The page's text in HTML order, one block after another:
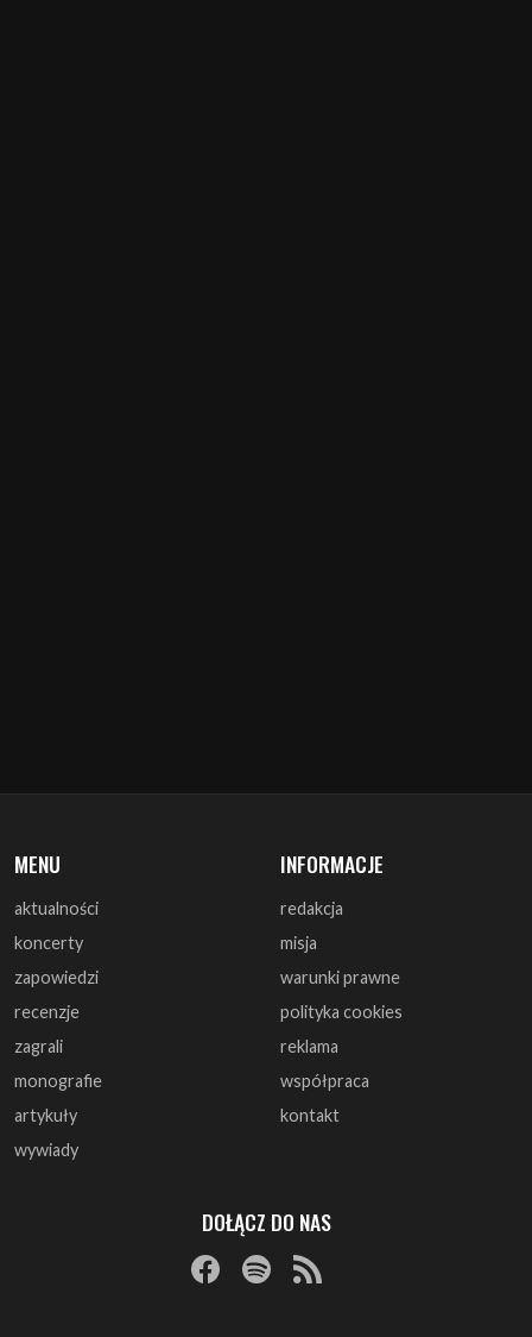
MENU
aktualności
koncerty
zapowiedzi
recenzje
zagrali
monografie
artykuły
wywiady
INFORMACJE
redakcja
misja
warunki prawne
polityka cookies
reklama
współpraca
kontakt
DOŁĄCZ DO NAS